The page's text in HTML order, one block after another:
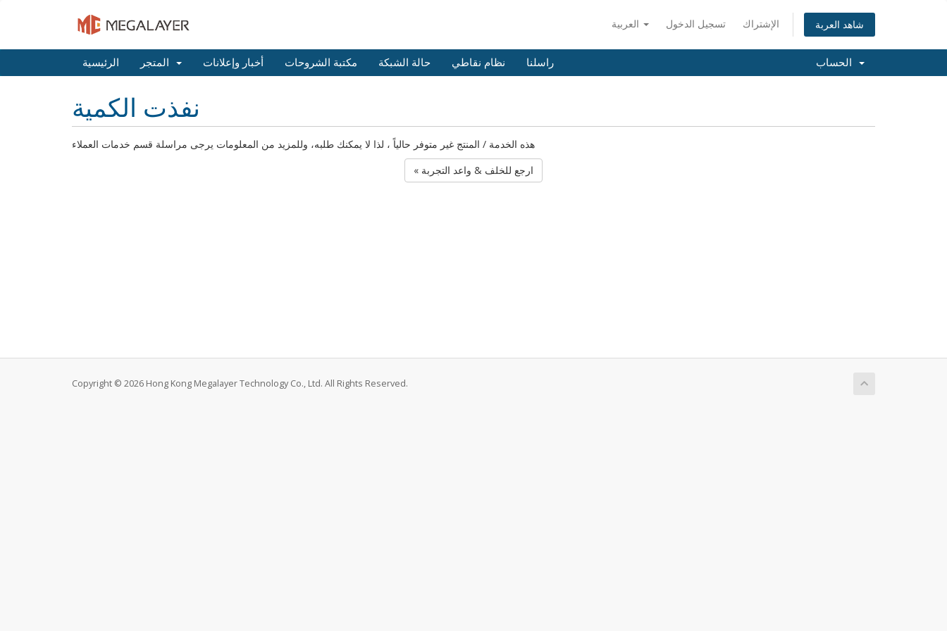
تسجيل الدخول الإشتراك شاهد العربة
الرئيسية أخبار وإعلانات مكتبة الشروحات حالة الشبكة نظام نقاطي راسلنا
نفذت الكمية
هذه الخدمة / المنتج غير متوفر حالياً ، لذا لا يمكنك طلبه، وللمزيد من المعلومات يرجى مراسلة قسم خدمات العملاء
« ارجع للخلف & واعد التجربة
Copyright © 2026 Hong Kong Megalayer Technology Co., Ltd. All Rights Reserved.